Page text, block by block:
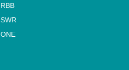
RBB
SWR
ONE